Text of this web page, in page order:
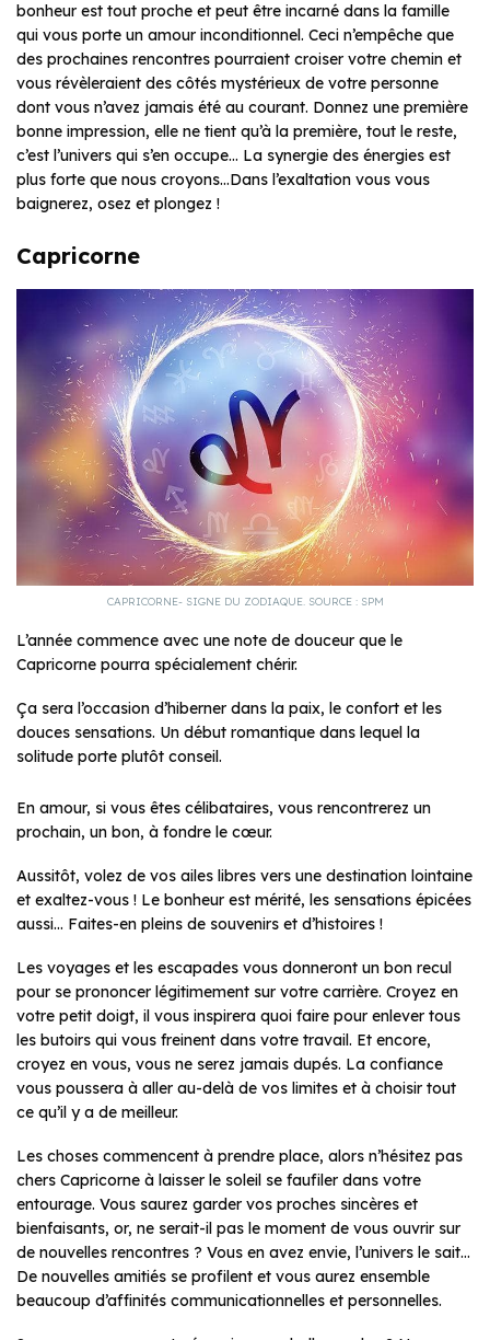
bonheur est tout proche et peut être incarné dans la famille
qui vous porte un amour inconditionnel. Ceci n’empêche que
des prochaines rencontres pourraient croiser votre chemin et
vous révèleraient des côtés mystérieux de votre personne
dont vous n’avez jamais été au courant. Donnez une première
bonne impression, elle ne tient qu’à la première, tout le reste,
c’est l’univers qui s’en occupe… La synergie des énergies est
plus forte que nous croyons…Dans l’exaltation vous vous
baignerez, osez et plongez !
Capricorne
CAPRICORNE- SIGNE DU ZODIAQUE. SOURCE : SPM
L’année commence avec une note de douceur que le
Capricorne pourra spécialement chérir.
Ça sera l’occasion d’hiberner dans la paix, le confort et les
douces sensations. Un début romantique dans lequel la
solitude porte plutôt conseil.
En amour, si vous êtes célibataires, vous rencontrerez un
prochain, un bon, à fondre le cœur.
Aussitôt, volez de vos ailes libres vers une destination lointaine
et exaltez-vous ! Le bonheur est mérité, les sensations épicées
aussi… Faites-en pleins de souvenirs et d’histoires !
Les voyages et les escapades vous donneront un bon recul
pour se prononcer légitimement sur votre carrière. Croyez en
votre petit doigt, il vous inspirera quoi faire pour enlever tous
les butoirs qui vous freinent dans votre travail. Et encore,
croyez en vous, vous ne serez jamais dupés. La confiance
vous poussera à aller au-delà de vos limites et à choisir tout
ce qu’il y a de meilleur.
Les choses commencent à prendre place, alors n’hésitez pas
chers Capricorne à laisser le soleil se faufiler dans votre
entourage. Vous saurez garder vos proches sincères et
bienfaisants, or, ne serait-il pas le moment de vous ouvrir sur
de nouvelles rencontres ? Vous en avez envie, l’univers le sait…
De nouvelles amitiés se profilent et vous aurez ensemble
beaucoup d’affinités communicationnelles et personnelles.